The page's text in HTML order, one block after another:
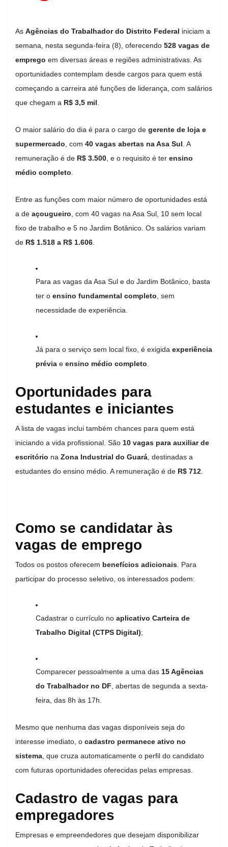
As Agências do Trabalhador do Distrito Federal iniciam a
semana, nesta segunda-feira (8), oferecendo 528 vagas de
emprego em diversas áreas e regiões administrativas. As
oportunidades contemplam desde cargos para quem está
começando a carreira até funções de liderança, com salários
que chegam a R$ 3,5 mil
O maior salário do dia é para o cargo de gerente de loja e
supermercado , com 40 vagas abertas na Asa Sul . A
remuneração é de R$ 3.500 , e o requisito é ter ensino
médio completo
Entre as funções com maior número de oportunidades está
a de açougueiro , com 40 vagas na Asa Sul, 10 sem local
fixo de trabalho e 5 no Jardim Botânico. Os salários variam
de R$ 1.518 a R$ 1.606
Para as vagas da Asa Sul e do Jardim Botânico, basta
ter o ensino fundamental completo , sem
necessidade de experiência.
Já para o serviço sem local fixo, é exigida experiência
prévia e ensino médio completo
Oportunidades para
estudantes e iniciantes
A lista de vagas inclui também chances para quem está
iniciando a vida profissional. São 10 vagas para auxiliar de
escritório na Zona Industrial do Guará , destinadas a
estudantes do ensino médio. A remuneração é de R$ 712
Como se candidatar às
vagas de emprego
Todos os postos oferecem benefícios adicionais . Para
participar do processo seletivo, os interessados podem:
Cadastrar o currículo no aplicativo Carteira de
Trabalho Digital (CTPS Digital);
Comparecer pessoalmente a uma das 15 Agências
do Trabalhador no DF , abertas de segunda a sexta-
feira, das 8h às 17h.
Mesmo que nenhuma das vagas disponíveis seja do
interesse imediato, o cadastro permanece ativo no
sistema , que cruza automaticamente o perfil do candidato
com futuras oportunidades oferecidas pelas empresas.
Cadastro de vagas para
empregadores
Empresas e empreendedores que desejam disponibilizar